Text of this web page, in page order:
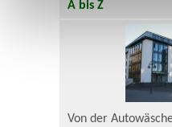
A bis Z
Von der